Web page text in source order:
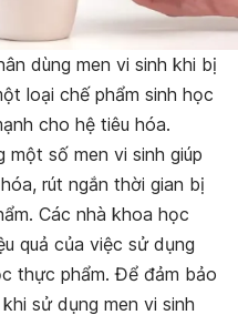
dùng men vi sinh khi bị
loại chế phẩm sinh học
cho hệ tiêu hóa.
một số men vi sinh giúp
rút ngắn thời gian bị
Các nhà khoa học
quả của việc sử dụng
thực phẩm. Để đảm bảo
sử dụng men vi sinh